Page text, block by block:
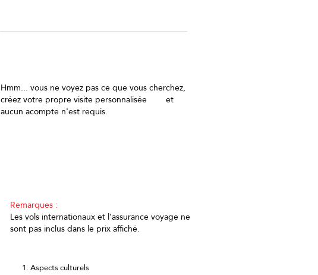
Hmm... vous ne voyez pas ce que vous cherchez,
créez votre propre visite personnalisée et
aucun acompte n'est requis.
Remarques :
Les vols internationaux et l’assurance voyage ne
sont pas inclus dans le prix affiché.
1. Aspects culturels